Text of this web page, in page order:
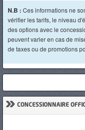
N.B : Ces informations ne
vérifier les tarifs, le niveau
des options avec le
peuvent varier en cas de
de taxes ou de promotions
» CONCESSIONNAIRE